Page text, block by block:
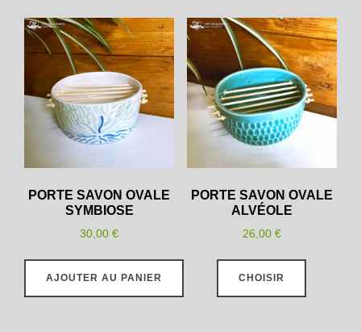
variations.
Les
options
peuvent
être
sur
la
produit
Les
options
peuvent
être
sur
la
produit
PORTE SAVON OVALE
SYMBIOSE
30,00€
AJOUTER AU PANIER
PORTE SAVON OVALE
ALVÉOLE
26,00 €
CHOISIR
Ce